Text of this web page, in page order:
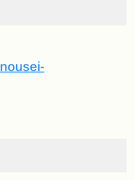
nousei-